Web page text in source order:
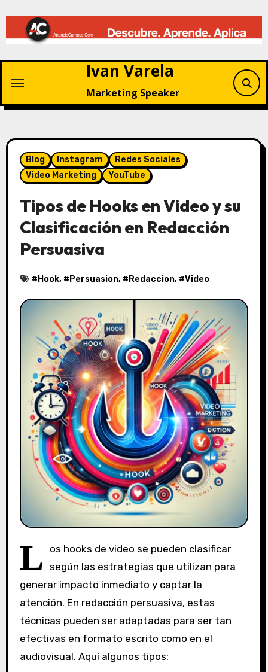
contenido
Ivan Varela
Marketing Speaker
Blog Instagram
Redes Sociales
Video Marketing
YouTube
Tipos de Hooks en Video y su
Clasificación en Redacción
Persuasiva
# Hook, # Persuasion, # Redaccion, #Video
L
os hooks de video se pueden clasificar
según las estrategias que utilizan para
generar impacto inmediato y captar la
atención. En redacción persuasiva, estas
técnicas pueden ser adaptadas para ser tan
efectivas en formato escrito como en el
audiovisual. Aquí algunos tipos: